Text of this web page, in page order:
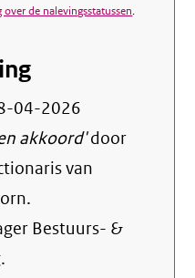
over de nalevingsstatussen.
04-2026
akkoord'door
van
Bestuurs- &
.